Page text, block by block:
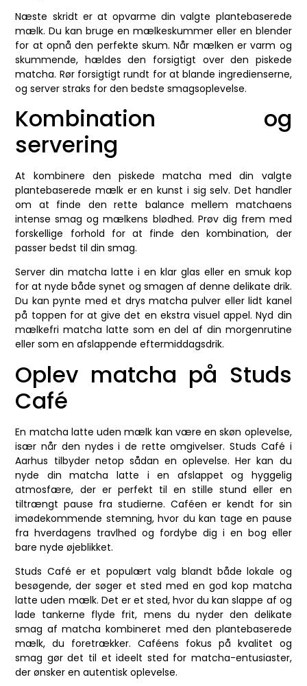
Næste skridt er at opvarme din valgte plantebaserede
mælk. Du kan bruge en mælkeskummer eller en blender
for at opnå den perfekte skum. Når mælken er varm og
skummende, hældes den forsigtigt over den piskede
matcha. Rør forsigtigt rundt for at blande ingredienserne,
og server straks for den bedste smagsoplevelse.
Kombination og
servering
At kombinere den piskede matcha med din valgte
plantebaserede mælk er en kunst i sig selv. Det handler
om at finde den rette balance mellem matchaens
intense smag og mælkens blødhed. Prøv dig frem med
forskellige forhold for at finde den kombination, der
passer bedst til din smag.
Server din matcha latte i en klar glas eller en smuk kop
for at nyde både synet og smagen af denne delikate drik.
Du kan pynte med et drys matcha pulver eller lidt kanel
på toppen for at give det en ekstra visuel appel. Nyd din
mælkefri matcha latte som en del af din morgenrutine
eller som en afslappende eftermiddagsdrik.
Oplev matcha på Studs
Café
En matcha latte uden mælk kan være en skøn oplevelse,
især når den nydes i de rette omgivelser. Studs Café i
Aarhus tilbyder netop sådan en oplevelse. Her kan du
nyde din matcha latte i en afslappet og hyggelig
atmosfære, der er perfekt til en stille stund eller en
tiltrængt pause fra studierne. Caféen er kendt for sin
imødekommende stemning, hvor du kan tage en pause
fra hverdagens travlhed og fordybe dig i en bog eller
bare nyde øjeblikket.
Studs Café er et populært valg blandt både lokale og
besøgende, der søger et sted med en god kop matcha
latte uden mælk. Det er et sted, hvor du kan slappe af og
lade tankerne flyde frit, mens du nyder den delikate
smag af matcha kombineret med den plantebaserede
mælk, du foretrækker. Caféens fokus på kvalitet og
smag gør det til et ideelt sted for matcha-entusiaster,
der ønsker en autentisk oplevelse.